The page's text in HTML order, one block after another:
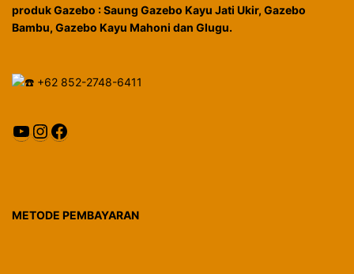
produk Gazebo : Saung Gazebo Kayu Jati Ukir, Gazebo
Bambu, Gazebo Kayu Mahoni dan Glugu.
+62 852-2748-6411
YouTube
Instagram
Facebook
METODE PEMBAYARAN